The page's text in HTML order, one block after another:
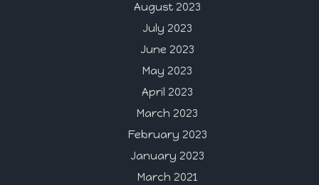
August 2023
July 2023
June 2023
May 2023
April 2023
March 2023
February 2023
January 2023
March 2021